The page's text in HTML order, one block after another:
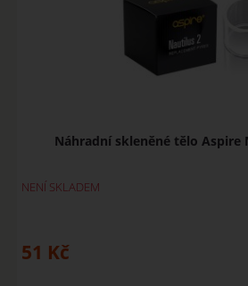
Náhradní skleněné tělo Aspire
NENÍ SKLADEM
51 Kč